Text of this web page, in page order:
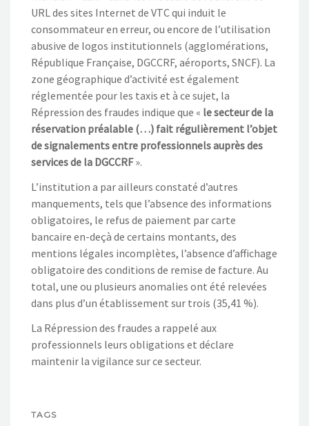
URL des sites Internet de VTC qui induit le
consommateur en erreur, ou encore de l’utilisation
abusive de logos institutionnels (agglomérations,
République Française, DGCCRF, aéroports, SNCF). La
zone géographique d’activité est également
réglementée pour les taxis et à ce sujet, la
Répression des fraudes indique que « le secteur de la
réservation préalable (…) fait régulièrement l’objet
de signalements entre professionnels auprès des
services de la DGCCRF».
L’institution a par ailleurs constaté d’autres
manquements, tels que l’absence des informations
obligatoires, le refus de paiement par carte
bancaire en-deçà de certains montants, des
mentions légales incomplètes, l’absence d’affichage
obligatoire des conditions de remise de facture. Au
total, une ou plusieurs anomalies ont été relevées
dans plus d’un établissement sur trois (35,41 %).
La Répression des fraudes a rappelé aux
professionnels leurs obligations et déclare
maintenir la vigilance sur ce secteur.
TAGS